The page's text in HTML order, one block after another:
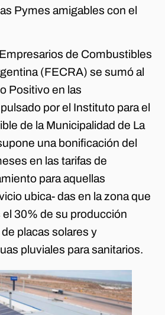
Pymes amigables con el
de Combustibles
(FECRA) se sumó al
Positivo en las
por el Instituto para el
de la Municipalidad de La
una bonificación del
en las tarifas de
para aquellas
ubica- das en la zona que
30% de su producción
placas solares y
pluviales para sanitarios.